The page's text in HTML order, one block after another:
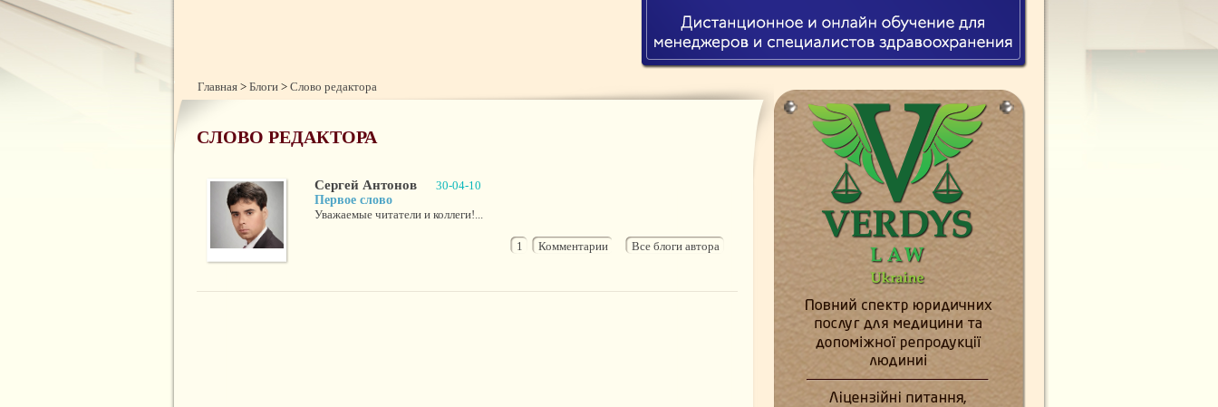
Главная > Блоги > Слово редактора
СЛОВО РЕДАКТОРА
Сергей Антонов
30-04-10
Первое слово
Уважаемые читатели и коллеги!...
Все блоги автора
1 Комментарии